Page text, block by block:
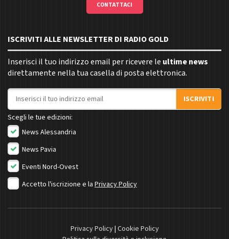
CONTATTACI
ISCRIVITI ALLE NEWSLETTER DI RADIO GOLD
Inserisci il tuo indirizzo email per ricevere le ultime news
direttamente nella tua casella di posta elettronica.
Indirizzo email
ISCRIVITI
Scegli le tue edizioni:
News Alessandria
News Pavia
Eventi Nord-Ovest
Accetto l'iscrizione e la Privacy Policy
Privacy Policy| Cookie Policy